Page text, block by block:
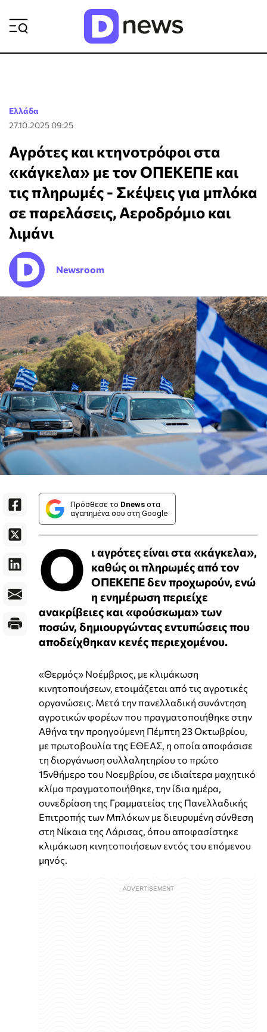
Ελλάδα
27.10.2025 09:25
Αγρότες και κτηνοτρόφοι στα
«κάγκελα» με τον ΟΠΕΚΕΠΕ και
τις πληρωμές - Σκέψεις για μπλόκα
σε παρελάσεις, Αεροδρόμιο και
λιμάνι
Newsroom
Πρόσθεσε το Dnews στα
αγαπημένα σου στη Google
Ο ι αγρότες είναι στα «κάγκελα»,
καθώς οι πληρωμές από τον
ΟΠΕΚΕΠΕ δεν προχωρούν, ενώ
η ενημέρωση περιείχε
ανακρίβειες και «φούσκωμα» των
ποσών, δημιουργώντας εντυπώσεις που
αποδείχθηκαν κενές περιεχομένου.
«Θερμός» Νοέμβριος, με κλιμάκωση
κινητοποιήσεων, ετοιμάζεται από τις αγροτικές
οργανώσεις. Μετά την πανελλαδική συνάντηση
αγροτικών φορέων που πραγματοποιήθηκε στην
Αθήνα την προηγούμενη Πέμπτη 23 Οκτωβρίου,
με πρωτοβουλία της ΕΘΕΑΣ, η οποία αποφάσισε
τη διοργάνωση συλλαλητηρίου το πρώτο
15νθήμερο του Νοεμβρίου, σε ιδιαίτερα μαχητικό
κλίμα πραγματοποιήθηκε, την ίδια ημέρα,
συνεδρίαση της Γραμματείας της Πανελλαδικής
Επιτροπής των Μπλόκων με διευρυμένη σύνθεση
στη Νίκαια της Λάρισας, όπου αποφασίστηκε
κλιμάκωση κινητοποιήσεων εντός του επόμενου
μηνός.